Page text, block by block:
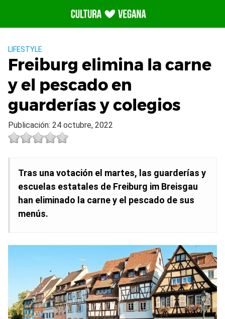
contenido
LIFESTYLE
Freiburg elimina la carne
y el pescado en
guarderías y colegios
Publicación: 24 octubre, 2022
Tras una votación el martes, las guarderías y
escuelas estatales de Freiburg im Breisgau
han eliminado la carne y el pescado de sus
menús.